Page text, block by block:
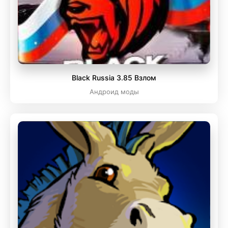
Black Russia 3.85 Взлом
Андроид моды